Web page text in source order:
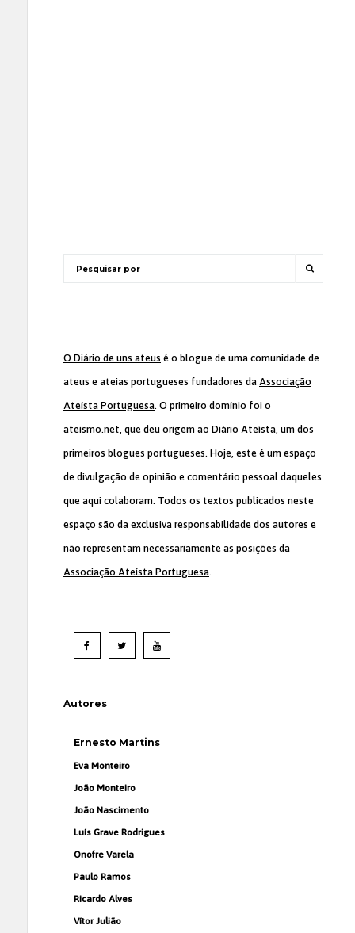
O Diário de uns ateus é o blogue de uma comunidade de
ateus e ateias portugueses fundadores da Associação
Ateísta Portuguesa. O primeiro domínio foi o
ateismo.net, que deu origem ao Diário Ateísta, um dos
primeiros blogues portugueses. Hoje, este é um espaço
de divulgação de opinião e comentário pessoal daqueles
que aqui colaboram. Todos os textos publicados neste
espaço são da exclusiva responsabilidade dos autores e
não representam necessariamente as posições da
Associação Ateísta Portuguesa.
Autores
Ernesto Martins
Eva Monteiro
João Monteiro
João Nascimento
Luís Grave Rodrigues
Onofre Varela
Paulo Ramos
Ricardo Alves
Vítor Julião